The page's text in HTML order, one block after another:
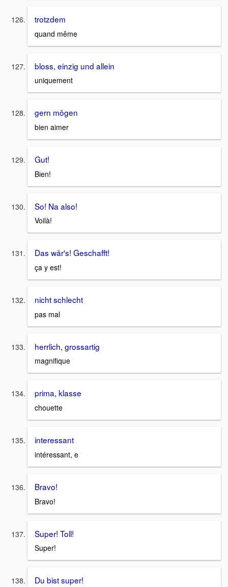
trotzdem
quand même
bloss, einzig und allein
uniquement
gern mögen
bien aimer
Gut!
Bien!
So! Na also!
Voilà!
Das wär's! Geschafft!
ça y est!
nicht schlecht
pas mal
herrlich, grossartig
magnifique
prima, klasse
chouette
interessant
intéressant, e
Bravo!
Bravo!
Super! Toll!
Super!
Du bist super!